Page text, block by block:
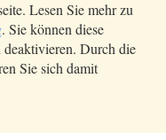
Lesen Sie mehr zu
. Sie können diese
Durch die
Sie sich damit